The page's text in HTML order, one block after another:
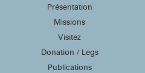
Présentation
Missions
Visitez
Donation / Legs
Publications